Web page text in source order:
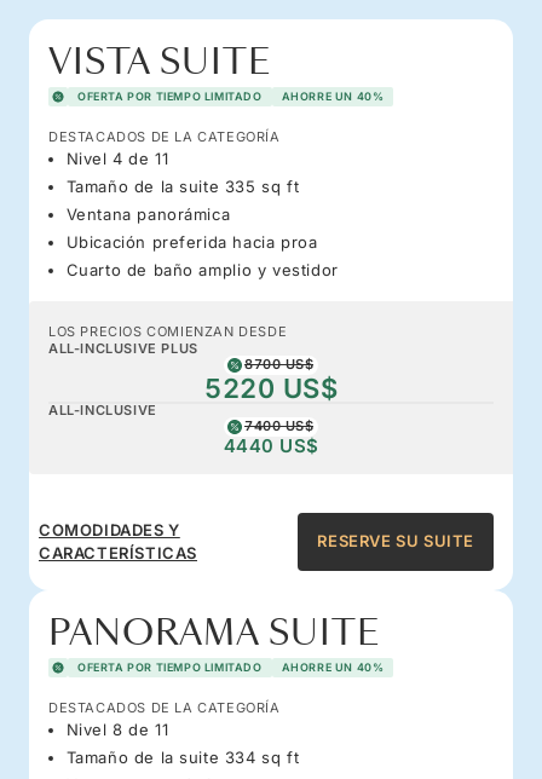
VISTA SUITE
OFERTA POR TIEMPO LIMITADO AHORRE UN 40%
DESTACADOS DE LA CATEGORÍA
Nivel 4 de 11
Tamaño de la suite 335 sq ft
Ventana panorámica
Ubicación preferida hacia proa
Cuarto de baño amplio y vestidor
LOS PRECIOS COMIENZAN DESDE
ALL-INCLUSIVE PLUS
8700 US$
5220 US$
ALL-INCLUSIVE
7400 US$
4440 US$
COMODIDADES Y
CARACTERÍSTICAS
RESERVE SU SUITE
PANORAMA SUITE
OFERTA POR TIEMPO LIMITADO AHORRE UN 40%
DESTACADOS DE LA CATEGORÍA
Nivel 8 de 11
Tamaño de la suite 334 sq ft